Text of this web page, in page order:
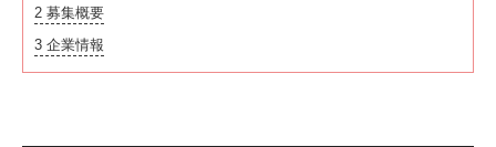
2 募集概要
3 企業情報